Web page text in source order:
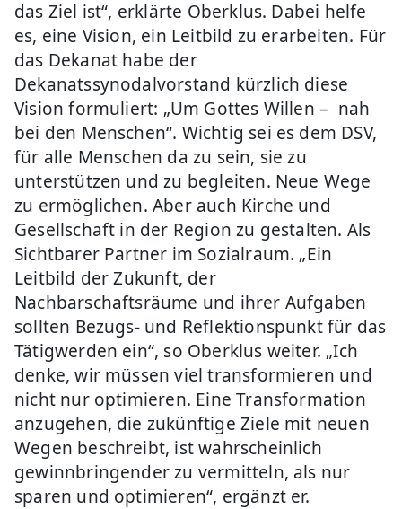
das Ziel ist“, erklärte Oberklus. Dabei helfe
es, eine Vision, ein Leitbild zu erarbeiten. Für
das Dekanat habe der
Dekanatssynodalvorstand kürzlich diese
Vision formuliert: „Um Gottes Willen – nah
bei den Menschen“. Wichtig sei es dem DSV,
für alle Menschen da zu sein, sie zu
unterstützen und zu begleiten. Neue Wege
zu ermöglichen. Aber auch Kirche und
Gesellschaft in der Region zu gestalten. Als
Sichtbarer Partner im Sozialraum. „Ein
Leitbild der Zukunft, der
Nachbarschaftsräume und ihrer Aufgaben
sollten Bezugs- und Reflektionspunkt für das
Tätigwerden ein“, so Oberklus weiter. „Ich
denke, wir müssen viel transformieren und
nicht nur optimieren. Eine Transformation
anzugehen, die zukünftige Ziele mit neuen
Wegen beschreibt, ist wahrscheinlich
gewinnbringender zu vermitteln, als nur
sparen und optimieren“, ergänzt er.